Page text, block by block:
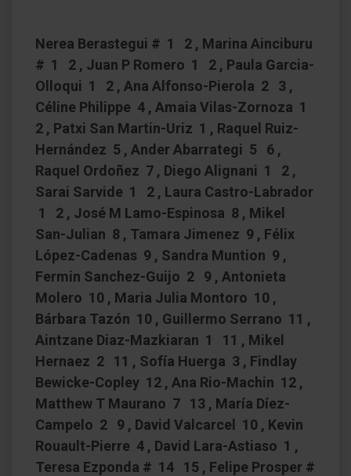
Nerea Berastegui # 1 2 , Marina Ainciburu
# 1 2 , Juan P Romero 1 2 , Paula Garcia-
Olloqui 1 2 , Ana Alfonso-Pierola 2 3 ,
Céline Philippe 4 , Amaia Vilas-Zornoza 1
2 , Patxi San Martin-Uriz 1 , Raquel Ruiz-
Hernández 5 , Ander Abarrategi 5 6 ,
Raquel Ordoñez 7 , Diego Alignani 1 2 ,
Sarai Sarvide 1 2 , Laura Castro-Labrador
1 2 , José M Lamo-Espinosa 8 , Mikel
San-Julian 8 , Tamara Jimenez 9 , Félix
López-Cadenas 9 , Sandra Muntion 9 ,
Fermin Sanchez-Guijo 2 9 , Antonieta
Molero 10 , Maria Julia Montoro 10 ,
Bárbara Tazón 10 , Guillermo Serrano 11 ,
Aintzane Diaz-Mazkiaran 1 11 , Mikel
Hernaez 2 11 , Sofía Huerga 3 , Findlay
Bewicke-Copley 12 , Ana Rio-Machin 12 ,
Matthew T Maurano 7 13 , María Díez-
Campelo 2 9 , David Valcarcel 10 , Kevin
Rouault-Pierre 4 , David Lara-Astiaso 1 ,
Teresa Ezponda # 14 15 , Felipe Prosper #